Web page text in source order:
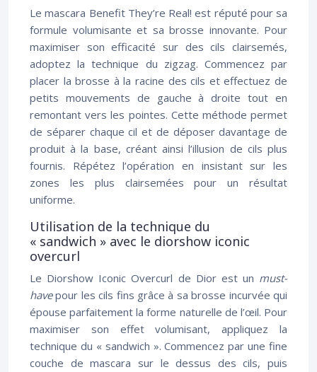
Le mascara Benefit They’re Real! est réputé pour sa
formule volumisante et sa brosse innovante. Pour
maximiser son efficacité sur des cils clairsemés,
adoptez la technique du zigzag. Commencez par
placer la brosse à la racine des cils et effectuez de
petits mouvements de gauche à droite tout en
remontant vers les pointes. Cette méthode permet
de séparer chaque cil et de déposer davantage de
produit à la base, créant ainsi l’illusion de cils plus
fournis. Répétez l’opération en insistant sur les
zones les plus clairsemées pour un résultat
uniforme.
Utilisation de la technique du
« sandwich » avec le diorshow iconic
overcurl
Le Diorshow Iconic Overcurl de Dior est un must-
havepour les cils fins grâce à sa brosse incurvée qui
épouse parfaitement la forme naturelle de l’œil. Pour
maximiser son effet volumisant, appliquez la
technique du « sandwich ». Commencez par une fine
couche de mascara sur le dessus des cils, puis